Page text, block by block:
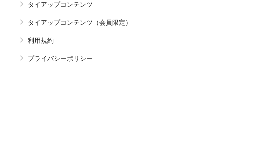
タイアップコンテンツ
タイアップコンテンツ（会員限定）
利用規約
プライバシーポリシー